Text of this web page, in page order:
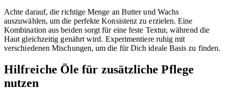
Achte darauf, die richtige Menge an Butter und Wachs
auszuwählen, um die perfekte Konsistenz zu erzielen. Eine
Kombination aus beiden sorgt für eine feste Textur, während die
Haut gleichzeitig genährt wird. Experimentiere ruhig mit
verschiedenen Mischungen, um die für Dich ideale Basis zu finden.
Hilfreiche Öle für zusätzliche Pflege
nutzen